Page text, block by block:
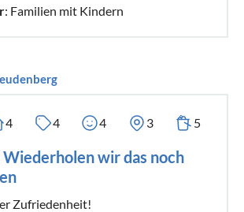
: Familien mit Kindern
4 4 4 3 5
Wiederholen wir das noch
Zufriedenheit!